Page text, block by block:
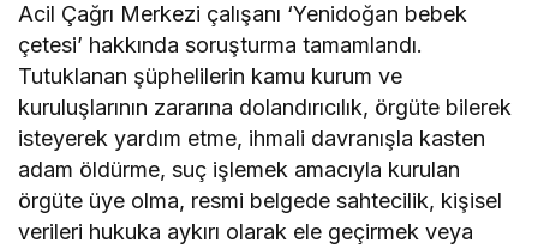
Acil Çağrı Merkezi çalışanı ‘Yenidoğan bebek
çetesi’ hakkında soruşturma tamamlandı.
Tutuklanan şüphelilerin kamu kurum ve
kuruluşlarının zararına dolandırıcılık, örgüte bilerek
isteyerek yardım etme, ihmali davranışla kasten
adam öldürme, suç işlemek amacıyla kurulan
örgüte üye olma, resmi belgede sahtecilik, kişisel
verileri hukuka aykırı olarak ele geçirmek veya